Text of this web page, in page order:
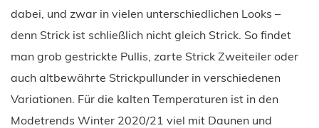
dabei, und zwar in vielen unterschiedlichen Looks –
denn Strick ist schließlich nicht gleich Strick. So findet
man grob gestrickte Pullis, zarte Strick Zweiteiler oder
auch altbewährte Strickpullunder in verschiedenen
Variationen. Für die kalten Temperaturen ist in den
Modetrends Winter 2020/21 viel mit Daunen und